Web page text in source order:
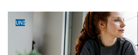
UNI